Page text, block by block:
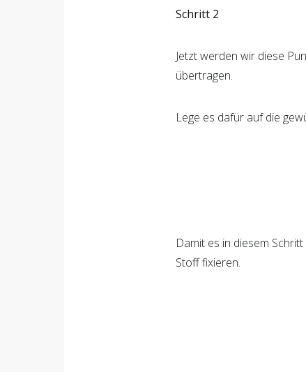
Schritt 2
Jetzt werden wir diese
übertragen.
Lege es dafür auf die
Damit es in diesem
Stoff fixieren.